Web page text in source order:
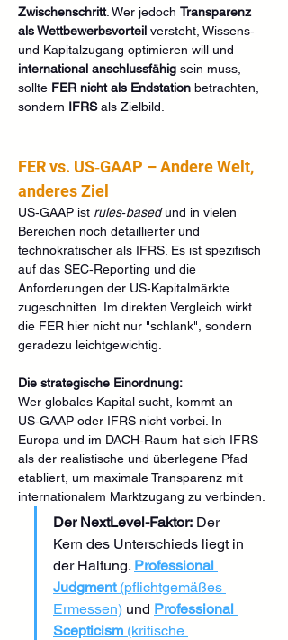
Zwischenschritt. Wer jedoch Transparenz
als Wettbewerbsvorteil versteht, Wissens‑
und Kapitalzugang optimieren will und
international anschlussfähig sein muss,
sollte FER nicht als Endstation betrachten,
sondern IFRS als Zielbild.
FER vs. US‑GAAP – Andere Welt,
anderes Ziel
US‑GAAP ist rules‑based und in vielen
Bereichen noch detaillierter und
technokratischer als IFRS. Es ist spezifisch
auf das SEC‑Reporting und die
Anforderungen der US‑Kapitalmärkte
zugeschnitten. Im direkten Vergleich wirkt
die FER hier nicht nur "schlank", sondern
geradezu leichtgewichtig.
Die strategische Einordnung:
Wer globales Kapital sucht, kommt an
US‑GAAP oder IFRS nicht vorbei. In
Europa und im DACH‑Raum hat sich IFRS
als der realistische und überlegene Pfad
etabliert, um maximale Transparenz mit
internationalem Marktzugang zu verbinden.
Der NextLevel-Faktor: Der
Kern des Unterschieds liegt in
der Haltung. Professional
Judgment (pflichtgemäßes
Ermessen) und Professional
Scepticism (kritische